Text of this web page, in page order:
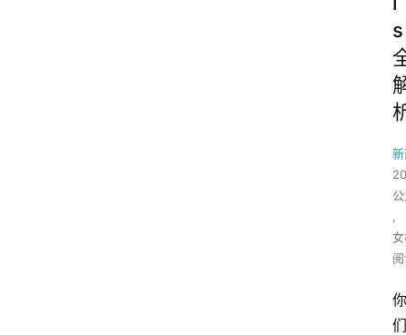
s
,
你
们